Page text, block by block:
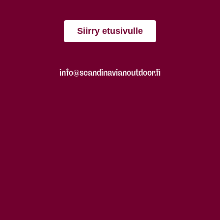
Siirry etusivulle
info@scandinavianoutdoor.fi